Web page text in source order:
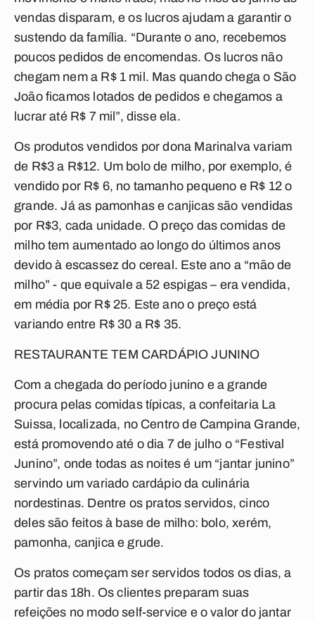
vendas disparam, e os lucros ajudam a garantir o
sustendo da família. “Durante o ano, recebemos
poucos pedidos de encomendas. Os lucros não
chegam nem a R$ 1 mil. Mas quando chega o São
João ficamos lotados de pedidos e chegamos a
lucrar até R$ 7 mil”, disse ela.
Os produtos vendidos por dona Marinalva variam
de R$3 a R$12. Um bolo de milho, por exemplo, é
vendido por R$ 6, no tamanho pequeno e R$ 12 o
grande. Já as pamonhas e canjicas são vendidas
por R$3, cada unidade. O preço das comidas de
milho tem aumentado ao longo do últimos anos
devido à escassez do cereal. Este ano a “mão de
milho” - que equivale a 52 espigas – era vendida,
em média por R$ 25. Este ano o preço está
variando entre R$ 30 a R$ 35.
RESTAURANTE TEM CARDÁPIO JUNINO
Com a chegada do período junino e a grande
procura pelas comidas típicas, a confeitaria La
Suissa, localizada, no Centro de Campina Grande,
está promovendo até o dia 7 de julho o “Festival
Junino”, onde todas as noites é um “jantar junino”
servindo um variado cardápio da culinária
nordestinas. Dentre os pratos servidos, cinco
deles são feitos à base de milho: bolo, xerém,
pamonha, canjica e grude.
Os pratos começam ser servidos todos os dias, a
partir das 18h. Os clientes preparam suas
refeições no modo self-service e o valor do jantar